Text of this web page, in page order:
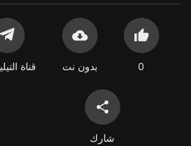
0 بدون نت قناة
شارك